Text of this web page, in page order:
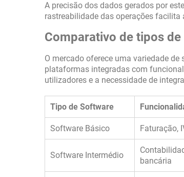
A precisão dos dados gerados por
rastreabilidade das operações
Comparativo de tipos
O mercado oferece uma variedade
plataformas integradas com
utilizadores e a necessidade de
Tipo de Software
Software Básico Faturação,
Software Intermédio
bancária